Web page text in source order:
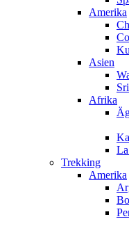
Amerika
Asien
Afrika
Trekking
Amerika